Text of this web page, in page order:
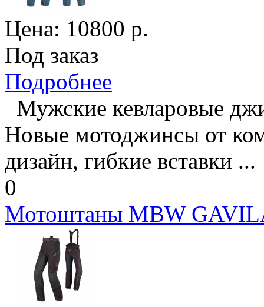
Цена: 10800 р.
Под заказ
Подробнее
Мужские кевларовые
Новые мотоджинсы от
дизайн, гибкие вставки ...
0
Мотоштаны MBW